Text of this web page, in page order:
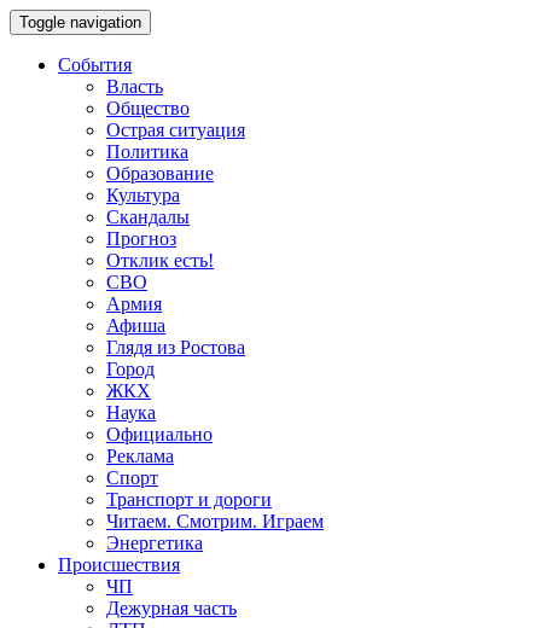
Toggle navigation
События
Власть
Общество
Острая ситуация
Политика
Образование
Культура
Скандалы
Прогноз
Отклик есть!
СВО
Армия
Афиша
Глядя из Ростова
Город
ЖКХ
Наука
Официально
Реклама
Спорт
Транспорт и дороги
Читаем. Смотрим. Играем
Энергетика
Происшествия
ЧП
Дежурная часть